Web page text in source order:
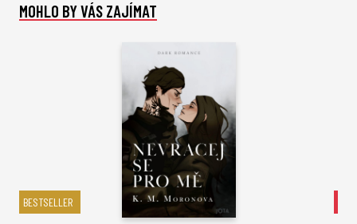
MOHLO BY VÁS ZAJÍMAT
BESTSELLER